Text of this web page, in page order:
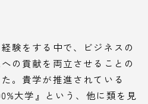
験をする中で、ビジネスの
の貢献を両立させることの
。貴学が推進されている
大学』という、他に類を見